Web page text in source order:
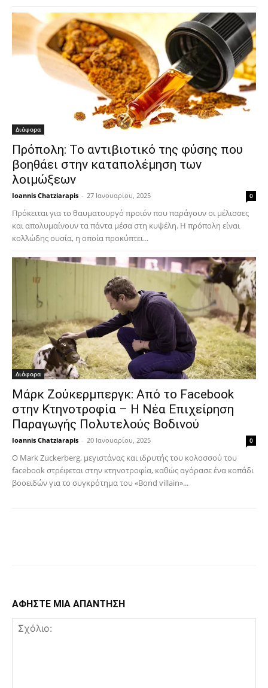
Διάφορα
Πρόπολη: Το αντιβιοτικό της φύσης που
βοηθάει στην καταπολέμηση των
λοιμώξεων
Ioannis Chatziarapis - 27 Ιανουαρίου, 2025 0
Πρόκειται για το θαυματουργό προιόν που παράγουν οι μέλισσες
και απολυμαίνουν τα πάντα μέσα στη κυψέλη. Η πρόπολη είναι
κολλώδης ουσία, η οποία προκύπτει...
Διάφορα
Μάρκ Ζούκερμπεργκ: Από το Facebook
στην Κτηνοτροφία – Η Νέα Επιχείρηση
Παραγωγής Πολυτελούς Βοδινού
Ioannis Chatziarapis - 20 Ιανουαρίου, 2025 0
Ο Mark Zuckerberg, μεγιστάνας και ιδρυτής του κολοσσού του
facebook στρέφεται στην κτηνοτροφία, καθώς αγόρασε ένα κοπάδι
βοοειδών για το συγκρότημα του «Bond villain»...
ΑΦΗΣΤΕ ΜΙΑ ΑΠΑΝΤΗΣΗ